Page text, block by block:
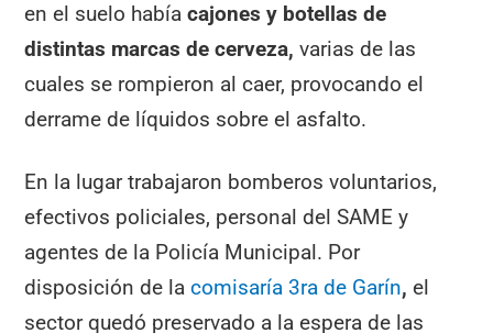
en el suelo habíacajones y botellas de
distintas marcas de cerveza,varias de las
cuales se rompieron al caer, provocando el
derrame de líquidos sobre el asfalto.
En la lugar trabajaron bomberos voluntarios,
efectivos policiales, personal del SAME y
agentes de la Policía Municipal. Por
disposición de lacomisaría 3ra de Garín, el
sector quedó preservado a la espera de las